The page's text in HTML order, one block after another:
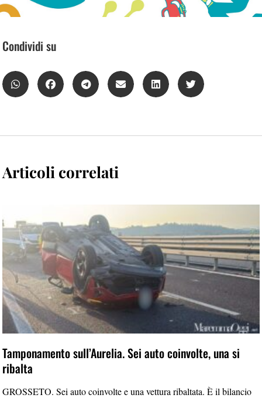
Condividi su
Articoli correlati
Tamponamento sull’Aurelia. Sei auto coinvolte, una si
ribalta
GROSSETO. Sei auto coinvolte e una vettura ribaltata. È il bilancio